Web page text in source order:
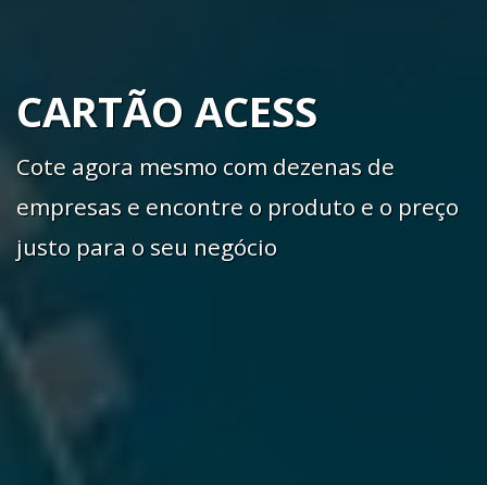
CARTÃO ACESS
Cote agora mesmo com dezenas de
empresas e encontre o produto e o preço
justo para o seu negócio